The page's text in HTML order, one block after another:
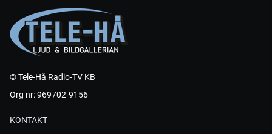
© Tele-Hå Radio-TV KB
Org nr: 969702-9156
KONTAKT